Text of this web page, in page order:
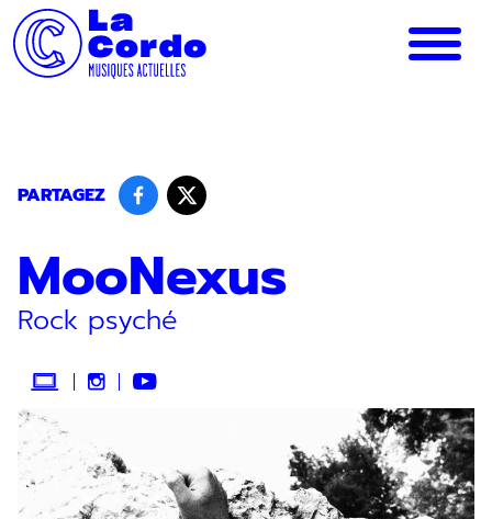
Panneau de gestion des cookies
PARTAGEZ
MooNexus
Rock psyché